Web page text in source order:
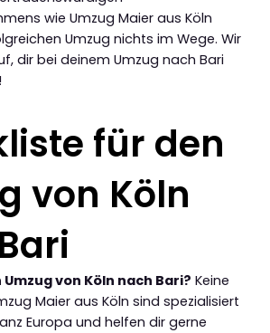
wie Umzug Maier aus Köln
Umzug nichts im Wege. Wir
dir bei deinem Umzug nach Bari
für den
von Köln
von Köln nach Bari? Keine
Maier aus Köln sind spezialisiert
Europa und helfen dir gerne